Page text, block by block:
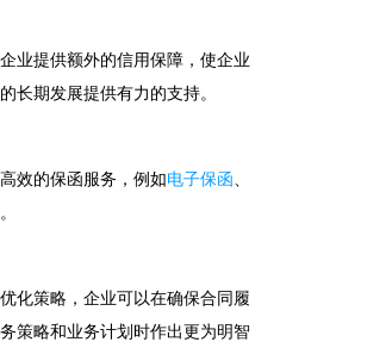
业提供额外的信用保障，使企业
长期发展提供有力的支持。
效的保函服务，例如电子保函
化策略，企业可以在确保合同履
策略和业务计划时作出更为明智